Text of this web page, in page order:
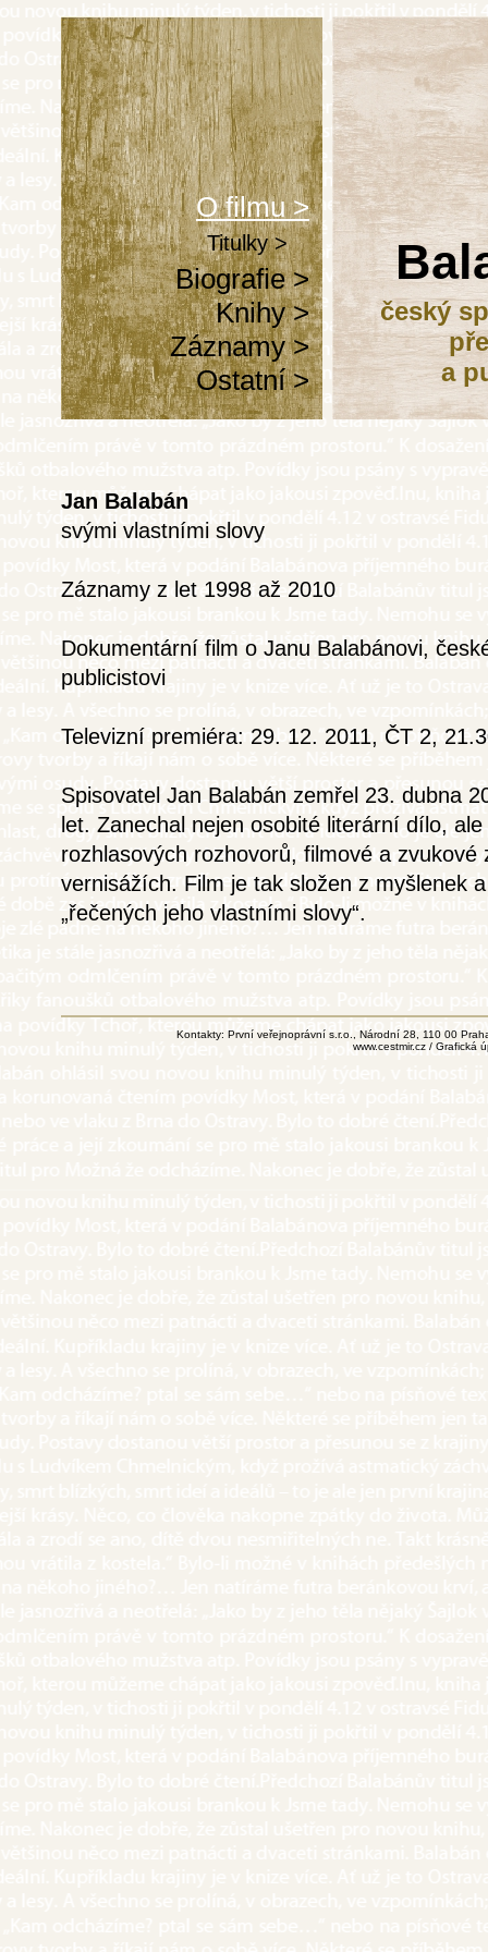
O filmu >
Titulky >
Biografie >
Knihy >
Záznamy >
Ostatní >
český
a
Jan Balabán
svými vlastními slovy
Záznamy z let 1998 až 2010
Dokumentární film o Janu Balabánovi,
publicistovi
Televizní premiéra: 29. 12. 2011, ČT 2,
Spisovatel Jan Balabán zemřel 23. dubna
let. Zanechal nejen osobité literární dílo,
rozhlasových rozhovorů, filmové a
vernisážích. Film je tak složen z myšlenek
„řečených jeho vlastními slovy“.
Kontakty: První veřejnoprávní s.r.o., Národní 28, 110 00
www.cestmir.cz / Grafická